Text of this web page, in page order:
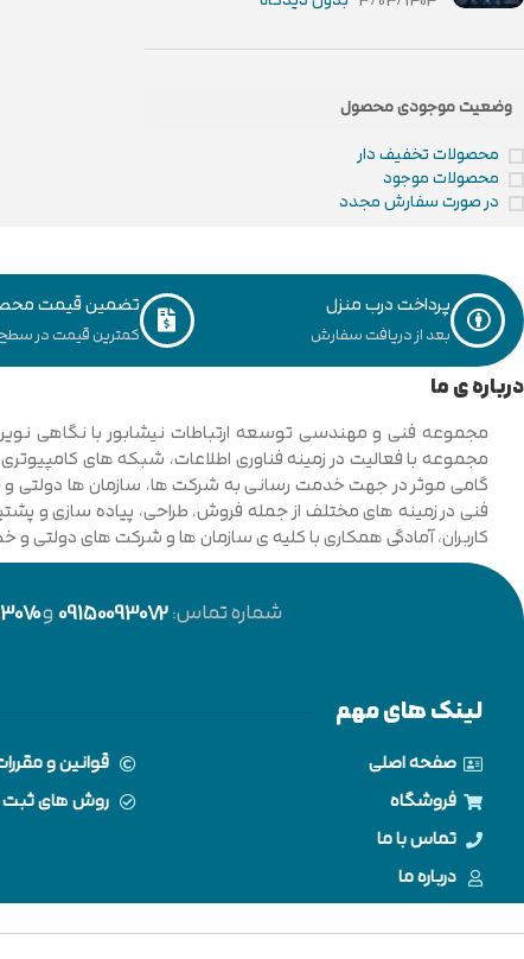
وضعیت موجودی محصول
محصولات تخفیف دار
محصولات موجود
در صورت سفارش مجدد
پرداخت درب منزل
بعد از دریافت سفارش
تضمین قیمت
کمترین قیمت در سطح
درباره ی ما
فنی در زمینه های مختلف از جمله فروش، طراحی، پیاده سازی و
کاربران، آمادگی همکاری با کلیه ی سازمان ها و شرکت های دولتی
شماره تماس:09150093072و
لینک های مهم
صفحه اصلی
فروشگاه
تماس با ما
درباره ما
قوانین و
روش های